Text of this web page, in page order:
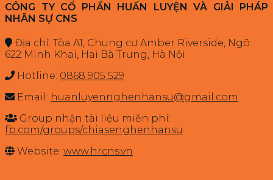
CÔNG TY CỔ PHẦN HUẤN LUYỆN VÀ GIẢI PHÁP
NHÂN SỰ CNS
Địa chỉ: Tòa A1, Chung cư Amber Riverside, Ngõ
622 Minh Khai, Hai Bà Trưng, Hà Nội
Hotline: 0868 905 529
Email: huanluyennghenhansu@gmail.com
Group nhận tài liệu miễn phí:
fb.com/groups/chiasenghenhansu
Website: www.hrcns.vn